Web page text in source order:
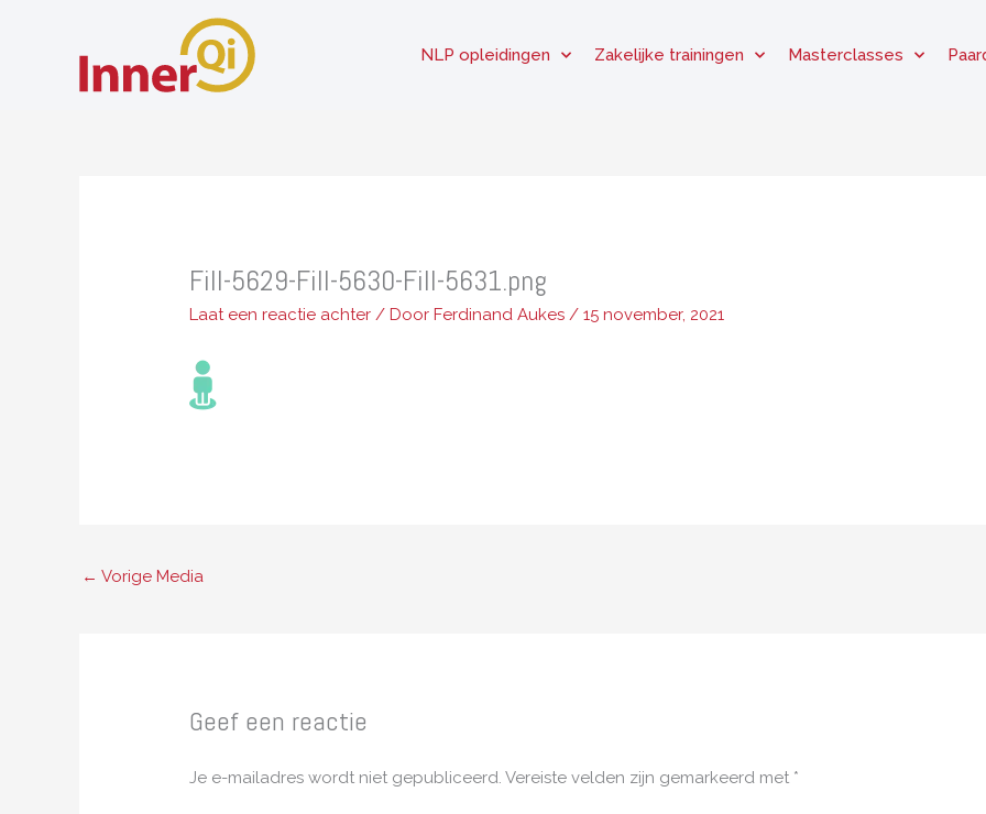
NLP opleidingen Zakelijke trainingen Masterclasses
Fill-5629-Fill-5630-Fill-5631.png
Laat een reactie achter / DoorFerdinand Aukes/15 november, 2021
← Vorige Media
Geef een reactie
Je e-mailadres wordt niet gepubliceerd. Vereiste velden zijn gemarkeerd met *